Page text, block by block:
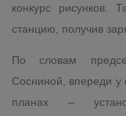
конкурс рисунков.
станцию, получив
По словам
Сосниной, впереди у
планах –